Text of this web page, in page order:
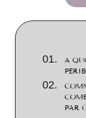
A
PAR